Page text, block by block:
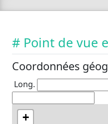
# Point de vue
Coordonnées
Long.
+